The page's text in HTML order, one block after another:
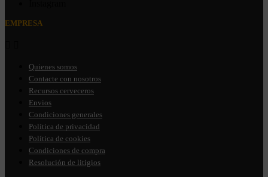
EMPRESA
Quienes somos
Contacte con nosotros
Recursos cerveceros
Envios
Condiciones generales
Política de privacidad
Política de cookies
Condiciones de compra
Resolución de litigios